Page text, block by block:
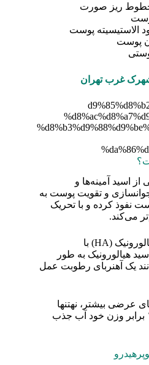
ریز صورت
الاستیسیته پوست
پوست
غرب تهران
اسید آمینه‌ها و
و تقویت پوست به
نفوذ کرده و با تحریک
می‌کند.
این فیلر پیشرفته، نوعی اسید هیالورونیک (HA) با
هیالورونیک به طور
یک آهنربای رطوبت عمل
عرضی بیشتر، نهتنها
رطوبت را قفل میکند، بلکه تا ۱۰ برابر وزن خود آب جذب